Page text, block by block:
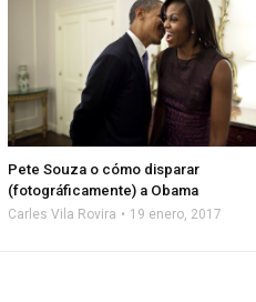
Pete Souza o cómo disparar
(fotográficamente) a Obama
Carles Vila Rovira 19 enero, 2017